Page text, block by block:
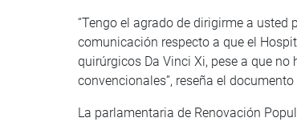
“Tengo el agrado de dirigirme a
comunicación respecto a que el
quirúrgicos Da Vinci Xi, pese a que
convencionales”, reseña el
La parlamentaria de Renovación